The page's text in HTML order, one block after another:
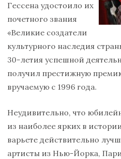
Гессена удостоило их
почетного звания
«Великие создатели
культурного наследия
30-летия успешной
получил престижную
вручаемую с 1996 года.
Неудивительно, что
из наиболее ярких в
варьете действительно
артисты из Нью-Йорка,